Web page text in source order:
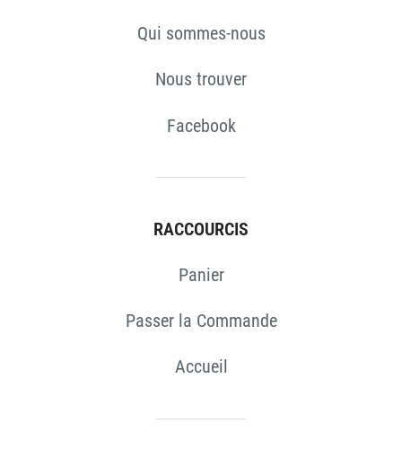
Qui sommes-nous
Nous trouver
Facebook
RACCOURCIS
Panier
Passer la Commande
Accueil